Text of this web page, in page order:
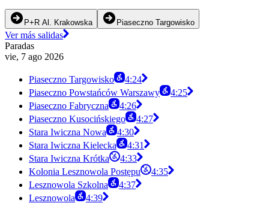
P+R Al. Krakowska Piaseczno Targowisko
Ver más salidas
Paradas
vie, 7 ago 2026
Piaseczno Targowisko
4:24
Piaseczno Powstańców Warszawy
4:25
Piaseczno Fabryczna
4:26
Piaseczno Kusocińskiego
4:27
Stara Iwiczna Nowa
4:30
Stara Iwiczna Kielecka
4:31
Stara Iwiczna Krótka
4:33
Kolonia Lesznowola Postępu
4:35
Lesznowola Szkolna
4:37
Lesznowola
4:39